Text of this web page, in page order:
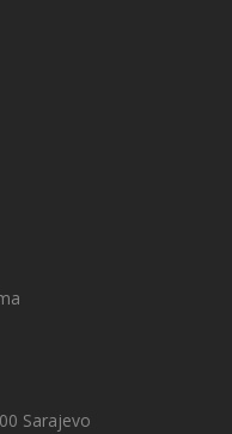
Sarajevo